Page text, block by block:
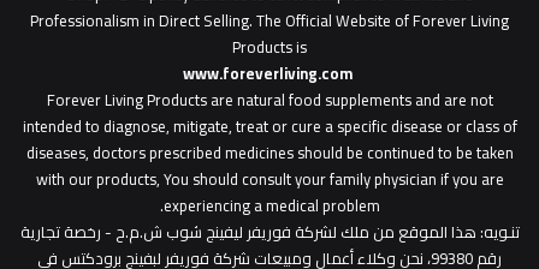
Professionalism in Direct Selling. The Official Website of Forever Living
Products is
www.foreverliving.com
Forever Living Products are natural food supplements and are not
intended to diagnose, mitigate, treat or cure a specific disease or class of
diseases, doctors prescribed medicines should be continued to be taken
with our products, You should consult your family physician if you are
experiencing a medical problem.
تنـويه: هذا الموقع من ملك لشركة فوريفر ليفينج شوب ش.م.ح - رخصة تجارية
رقم 99380، نحن وكلاء أعمال ومبيعات شركة فوريفر لبفينج برودكتس في